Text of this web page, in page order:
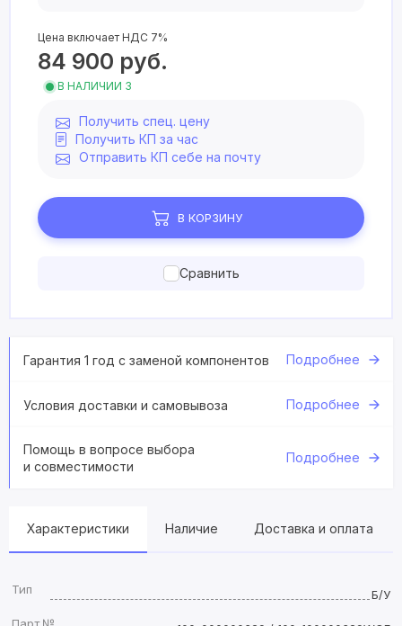
Цена включает НДС 7%
84 900 руб.
В НАЛИЧИИ 3
Получить спец. цену
Получить КП за час
Отправить КП себе на почту
В КОРЗИНУ
Сравнить
Гарантия 1 год с заменой компонентов Подробнее
Условия доставки и самовывоза Подробнее
Помощь в вопросе выбора
и совместимости
Подробнее
Характеристики Наличие Доставка и оплата
Тип
Б/У